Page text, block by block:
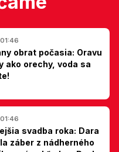
obrat počasia: Oravu
ako orechy, voda sa
svadba roka: Dara
záber z nádherného